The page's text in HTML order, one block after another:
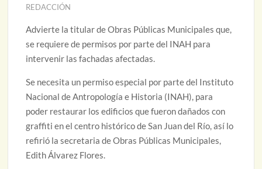
REDACCIÓN
Advierte la titular de Obras Públicas Municipales que,
se requiere de permisos por parte del INAH para
intervenir las fachadas afectadas.
Se necesita un permiso especial por parte del Instituto
Nacional de Antropología e Historia (INAH), para
poder restaurar los edificios que fueron dañados con
graffiti en el centro histórico de San Juan del Río, así lo
refirió la secretaria de Obras Públicas Municipales,
Edith Álvarez Flores.